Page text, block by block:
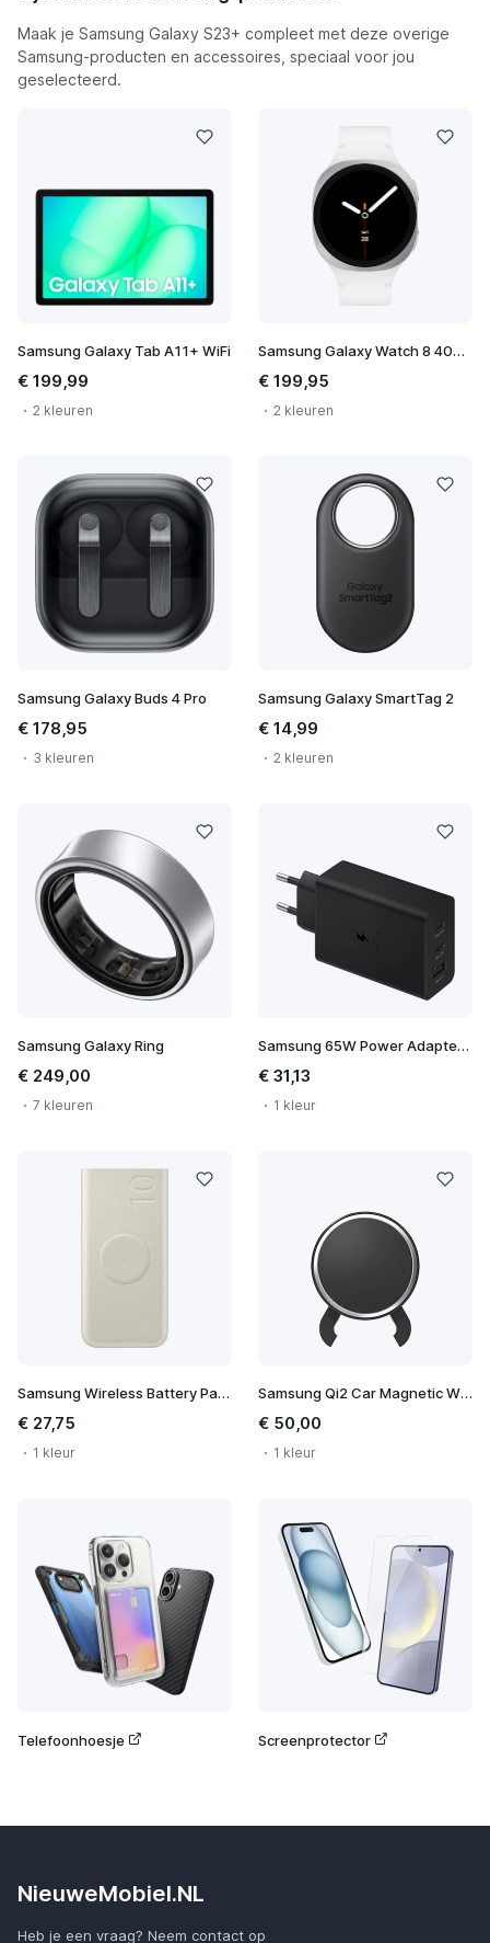
Maak je Samsung Galaxy S23+ compleet met deze overige
Samsung-producten en accessoires, speciaal voor jou
geselecteerd.
Samsung Galaxy Tab A11+ WiFi
€ 199,99
2 kleuren
Samsung Galaxy Watch 8 40mm
€ 199,95
2 kleuren
Samsung Galaxy Buds 4 Pro
€ 178,95
3 kleuren
Samsung Galaxy SmartTag 2
€ 14,99
2 kleuren
Samsung Galaxy Ring
€ 249,00
7 kleuren
Samsung 65W Power Adapter Trio
€ 31,13
1 kleur
Samsung Wireless Battery Pack 10.000 mAh
€ 27,75
1 kleur
Samsung Qi2 Car Magnetic Wireless Charger
€ 50,00
1 kleur
Telefoonhoesje Screenprotector
NieuweMobiel.NL
Heb je een vraag? Neem contact op